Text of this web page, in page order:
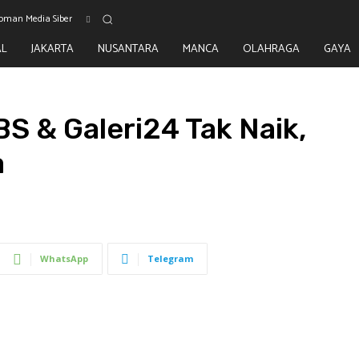
Media Siber
JAKARTA NUSANTARA MANCA OLAHRAGA GAYA
& Galeri24 Tak Naik,
WhatsApp Telegram